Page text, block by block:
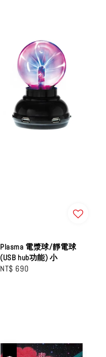
Plasma 電漿球/靜電球
(USB hub功能) 小
Regular
NT$ 690